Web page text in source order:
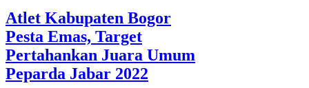
Atlet Kabupaten Bogor
Pesta Emas, Target
Pertahankan Juara Umum
Peparda Jabar 2022